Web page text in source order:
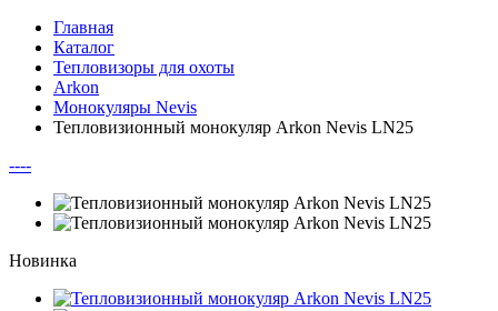
Главная
Каталог
Тепловизоры для охоты
Arkon
Монокуляры Nevis
Тепловизионный монокуляр Arkon Nevis LN25
----
Новинка